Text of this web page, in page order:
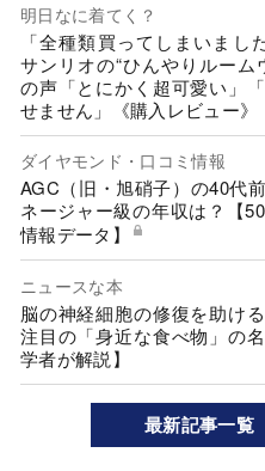
明日なに着てく？
「全種類買ってしまいまし
サンリオの“ひんやりルーム
の声「とにかく超可愛い」
せません」《購入レビュー》
ダイヤモンド・口コミ情報
AGC（旧・旭硝子）の40代
ネージャー級の年収は？【
情報データ】
ニュースな本
脳の神経細胞の修復を助け
注目の「身近な食べ物」の
学者が解説】
最新記事一覧